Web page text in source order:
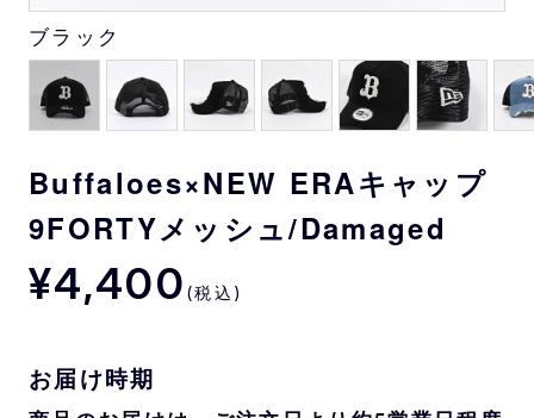
ブラック
Buffaloes×NEW ERAキャップ
9FORTYメッシュ/Damaged
¥4,400 (税込)
お届け時期